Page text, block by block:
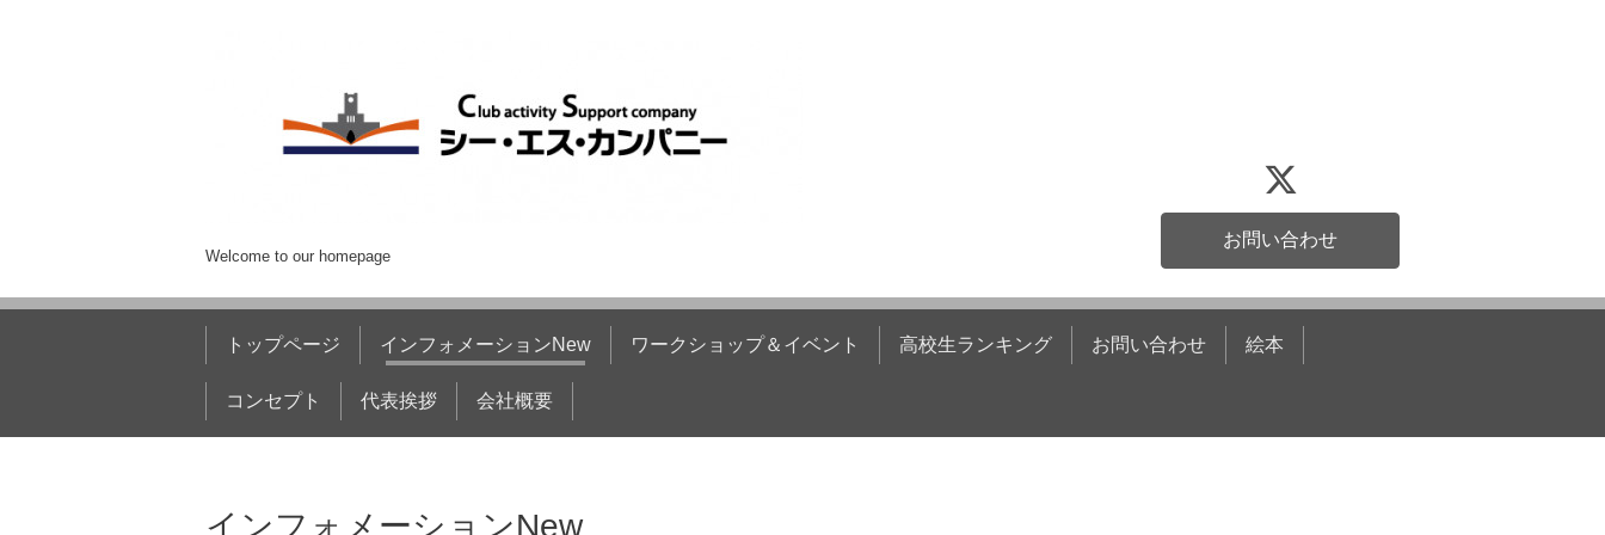
Welcome to our homepage
お問い合わせ
トップページ インフォメーションNew ワークショップ＆イベント 高校生ランキング お問い合わせ 絵本
コンセプト 代表挨拶 会社概要
インフォメーションNew